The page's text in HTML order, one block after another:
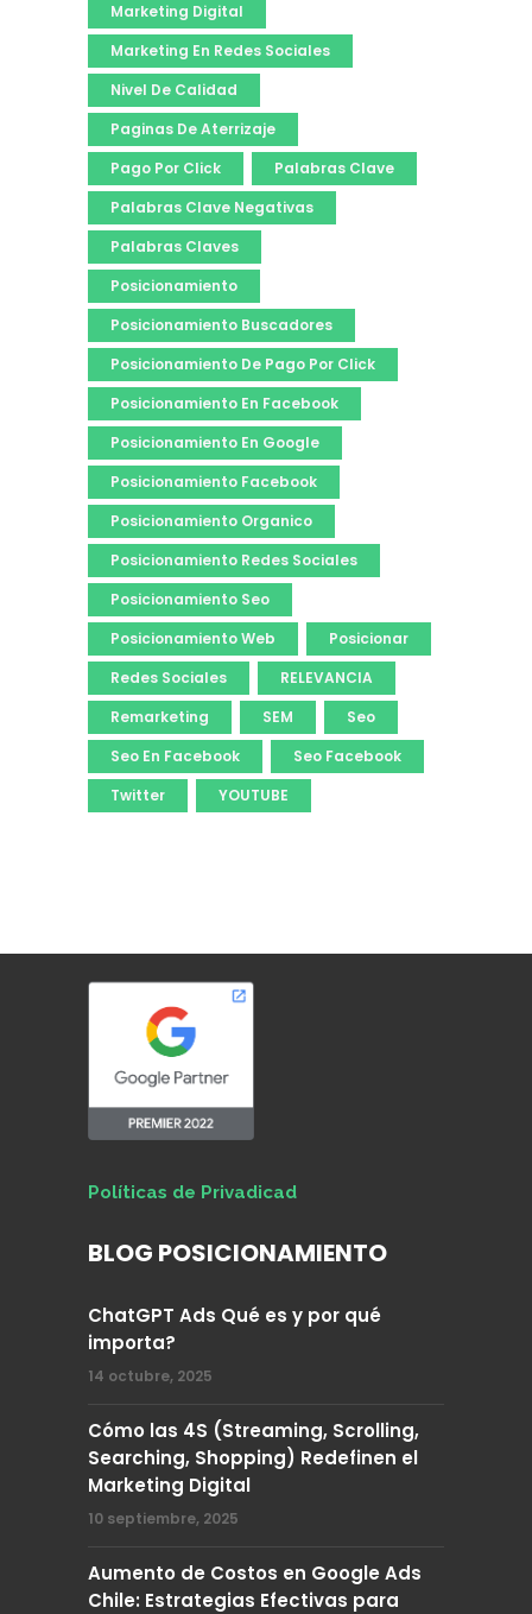
Marketing Digital
Marketing En Redes Sociales
Nivel De Calidad
Paginas De Aterrizaje
Pago Por Click
Palabras Clave
Palabras Clave Negativas
Palabras Claves
Posicionamiento
Posicionamiento Buscadores
Posicionamiento De Pago Por Click
Posicionamiento En Facebook
Posicionamiento En Google
Posicionamiento Facebook
Posicionamiento Organico
Posicionamiento Redes Sociales
Posicionamiento Seo
Posicionamiento Web
Posicionar
Redes Sociales
RELEVANCIA
Remarketing
SEM
Seo
Seo En Facebook
Seo Facebook
Twitter
YOUTUBE
Políticas de Privadicad
BLOG POSICIONAMIENTO
ChatGPT Ads Qué es y por qué
importa?
14 octubre, 2025
Cómo las 4S (Streaming, Scrolling,
Searching, Shopping) Redefinen el
Marketing Digital
10 septiembre, 2025
Aumento de Costos en Google Ads
Chile: Estrategias Efectivas para